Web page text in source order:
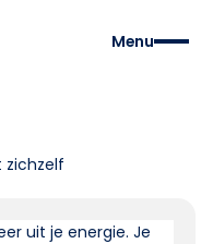
Menu
zichzelf
uit je energie. Je